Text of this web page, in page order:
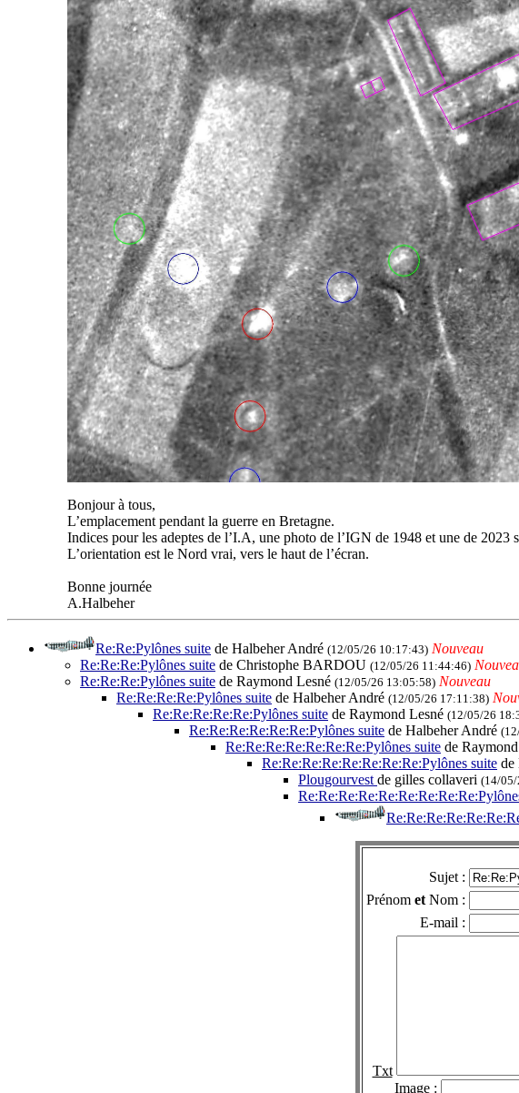
Bonjour à tous,
L’emplacement pendant la guerre en Bretagne.
Indices pour les adeptes de l’I.A, une photo de l’IGN de 1948 et une de 2023
L’orientation est le Nord vrai, vers le haut de l’écran.
Bonne journée
A.Halbeher
Re:Re:Pylônes suite de Halbeher André (12/05/26 10:17:43) Nouveau
Re:Re:Re:Pylônes suite de Christophe BARDOU (12/05/26 11:44:46)
Re:Re:Re:Pylônes suite de Raymond Lesné (12/05/26 13:05:58) Nouveau
Re:Re:Re:Re:Pylônes suite de Halbeher André (12/05/26 17:11:38)
Re:Re:Re:Re:Re:Pylônes suite de Raymond Lesné (12/05/26
Re:Re:Re:Re:Re:Re:Pylônes suite de Halbeher André
Re:Re:Re:Re:Re:Re:Re:Pylônes suite de
Re:Re:Re:Re:Re:Re:Re:Re:Pylônes suite de
Plougourvest de gilles collaveri (14/
Sujet :
Prénom et Nom :
E-mail :
Txt
Image :